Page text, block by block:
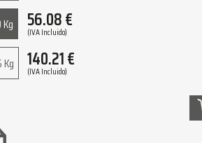
Kg 56.08€
(IVA Incluido)
Kg 140.21€
(IVA Incluido)